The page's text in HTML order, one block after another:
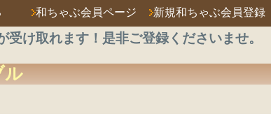
和ちゃぶ会員ページ 新規和ちゃぶ会員登録
け取れます！是非ご登録くださいませ。
ル